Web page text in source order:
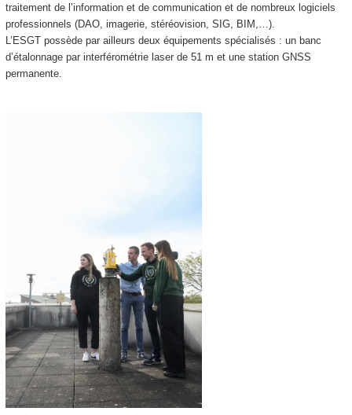
traitement de l’information et de communication et de nombreux logiciels
professionnels (DAO, imagerie, stéréovision, SIG, BIM,…).
L’ESGT possède par ailleurs deux équipements spécialisés : un banc
d’étalonnage par interférométrie laser de 51 m et une station GNSS
permanente.